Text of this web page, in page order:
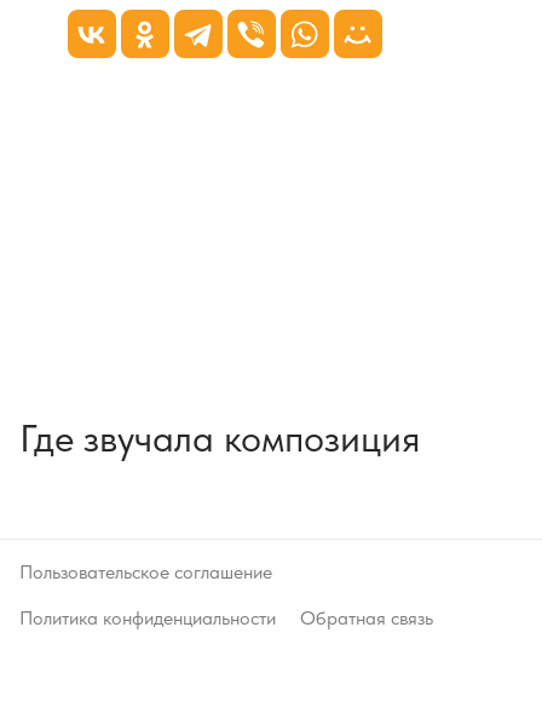
Где звучала композиция
Пользовательское соглашение
Политика конфиденциальности
Обратная связь